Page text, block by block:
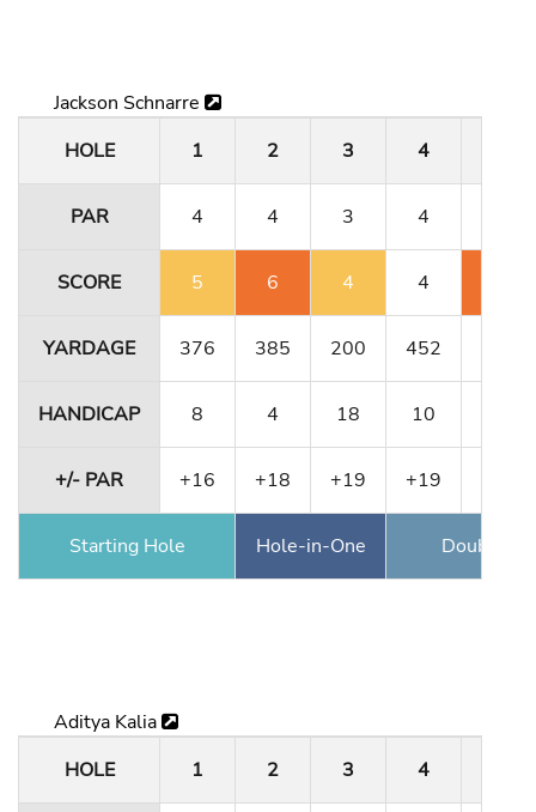
Jackson Schnarre
HOLE
1 2 3 4
PAR 4 4 3 4
SCORE 5 6 4 4
YARDAGE 376 385 200 452
HANDICAP 8 4 18 10
+/- PAR +16 +18 +19 +19
Starting Hole Hole-in-One Double
Aditya Kalia
HOLE
1 2 3 4